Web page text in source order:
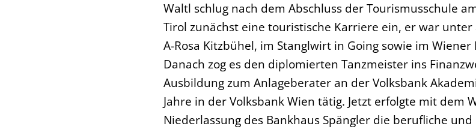
Waltl schlug nach dem Abschluss der Tourismusschule
Tirol zunächst eine touristische Karriere ein, er war
A-Rosa Kitzbühel, im Stanglwirt in Going sowie im
Danach zog es den diplomierten Tanzmeister ins
Ausbildung zum Anlageberater an der Volksbank
Jahre in der Volksbank Wien tätig. Jetzt erfolgte mit dem
Niederlassung des Bankhaus Spängler die berufliche